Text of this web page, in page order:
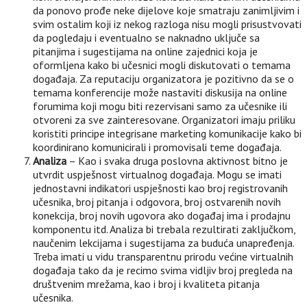
da ponovo prođe neke dijelove koje smatraju zanimljivim i
svim ostalim koji iz nekog razloga nisu mogli prisustvovati
da pogledaju i eventualno se naknadno uključe sa
pitanjima i sugestijama na online zajednici koja je
oformljena kako bi učesnici mogli diskutovati o temama
događaja. Za reputaciju organizatora je pozitivno da se o
temama konferencije može nastaviti diskusija na online
forumima koji mogu biti rezervisani samo za učesnike ili
otvoreni za sve zainteresovane. Organizatori imaju priliku
koristiti principe integrisane marketing komunikacije kako bi
koordinirano komunicirali i promovisali teme događaja.
Analiza – Kao i svaka druga poslovna aktivnost bitno je
utvrdit uspješnost virtualnog događaja. Mogu se imati
jednostavni indikatori uspješnosti kao broj registrovanih
učesnika, broj pitanja i odgovora, broj ostvarenih novih
konekcija, broj novih ugovora ako događaj ima i prodajnu
komponentu itd. Analiza bi trebala rezultirati zaključkom,
naučenim lekcijama i sugestijama za buduća unapređenja.
Treba imati u vidu transparentnu prirodu većine virtualnih
događaja tako da je recimo svima vidljiv broj pregleda na
društvenim mrežama, kao i broj i kvaliteta pitanja
učesnika.